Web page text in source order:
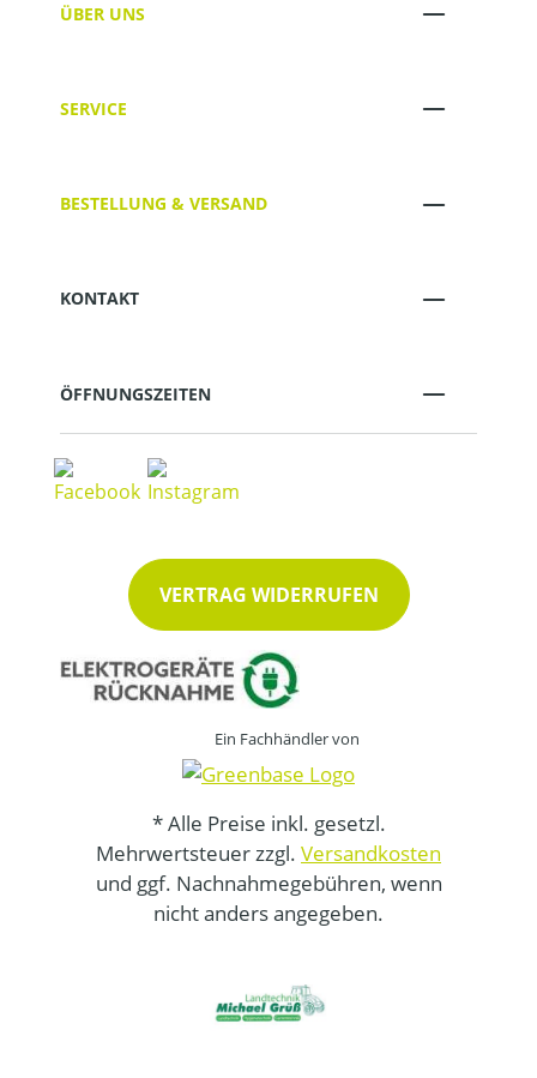
ÜBER UNS
SERVICE
BESTELLUNG & VERSAND
KONTAKT
ÖFFNUNGSZEITEN
VERTRAG WIDERRUFEN
Ein Fachhändler von
* Alle Preise inkl. gesetzl.
Mehrwertsteuer zzgl. Versandkosten
und ggf. Nachnahmegebühren, wenn
nicht anders angegeben.